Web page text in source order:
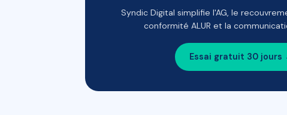
Syndic Digital simplifie l'AG, le
conformité ALUR et la
Essai gratuit 30 jours